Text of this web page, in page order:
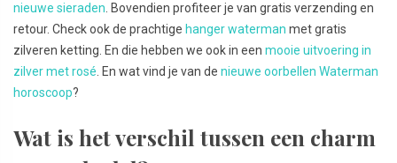
nieuwe sieraden . Bovendien profiteer je van gratis verzending en
retour. Check ook de prachtige hanger waterman met gratis
zilveren ketting. En die hebben we ook in een mooie uitvoering in
zilver met rosé . En wat vind je van de nieuwe oorbellen Waterman
horoscoop?
Wat is het verschil tussen een charm